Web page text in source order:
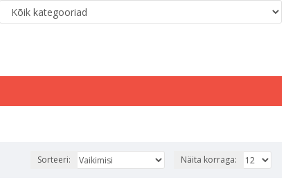
Sorteeri: Näita korraga: